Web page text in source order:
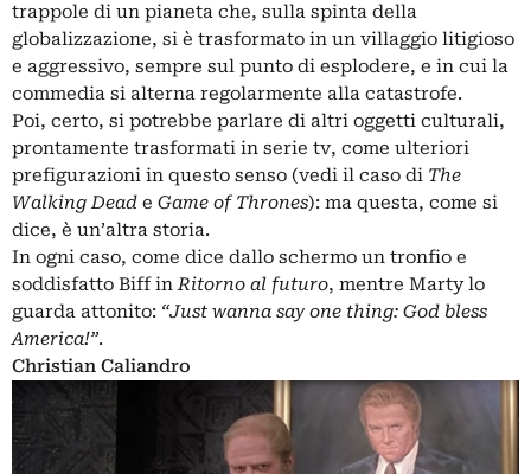
trappole di un pianeta che, sulla spinta della
globalizzazione, si è trasformato in un villaggio litigioso
e aggressivo, sempre sul punto di esplodere, e in cui la
commedia si alterna regolarmente alla catastrofe.
Poi, certo, si potrebbe parlare di altri oggetti culturali,
prontamente trasformati in serie tv, come ulteriori
prefigurazioni in questo senso (vedi il caso di The
Walking Dead e Game of Thrones): ma questa, come si
dice, è un’altra storia.
In ogni caso, come dice dallo schermo un tronfio e
soddisfatto Biff inRitorno al futuro, mentre Marty lo
guarda attonito: “Just wanna say one thing: God bless
America!”.
Christian Caliandro